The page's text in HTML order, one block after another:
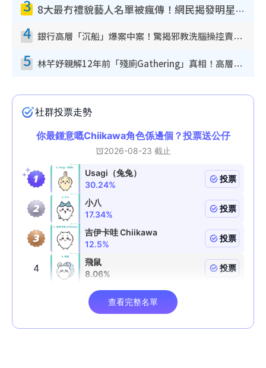
3 8大最冇禮貌藝人名單被瘋傳！網民揭發明星真面目 一致數臭呢位係無品天花板？
4 銀行高層「沉船」爆案中案！驚揭邪教洗腦操控賣淫被吞600萬 幕後黑手講多錯多
5 林芊妤親解12年前「殘廁Gathering」真相！高層解約一句話重創尊嚴至今拒返TVB